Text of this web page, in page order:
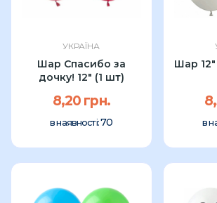
УКРАЇНА
Шар Спасибо за
дочку! 12" (1 шт)
8,20 грн.
в наявності:70
Шар
в